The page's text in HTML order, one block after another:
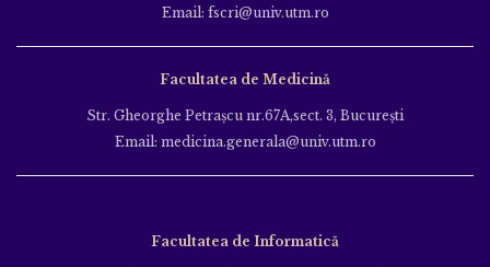
Email: fscri@univ.utm.ro
Facultatea de Medicină
Str. Gheorghe Petraşcu nr.67A,sect. 3, Bucureşti
Email: medicina.generala@univ.utm.ro
Facultatea de Informatică